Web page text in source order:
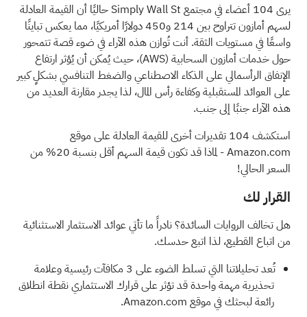
يرى 104 أعضاء في مجتمع Simply Wall St حاليًا أن القيمة العادلة
لسهم أمازون تتراوح بين 214 و450 دولارًا أمريكيًا، مما يعكس تباينًا
واسعًا في مستويات الثقة. أنت تُوازن هذه الآراء في ضوء قصة تتمحور
حول خدمات أمازون السحابية (AWS)، حيث يُمكن أن يُؤثر ارتفاع
الإنفاق الرأسمالي على الذكاء الاصطناعي والضغط التنافسي بشكلٍ كبير
على العوائد المستقبلية وكفاءة رأس المال، لذا يجدر مقارنة العديد من
هذه الآراء جنبًا إلى جنب.
استكشف 104 تقديرات أخرى للقيمة العادلة على موقع
Amazon.com
- لماذا قد تكون قيمة السهم أقل بنسبة 20% من
السعر الحالي!
القرار لك
هل تخالف الروايات السائدة؟ نادراً ما تأتي عوائد الاستثمار الاستثنائية
من اتباع القطيع، لذا اتبع حدسك.
تُعد تحليلاتنا التي تسلط الضوء على
3 مكافآت رئيسية وعلامة
تحذيرية مهمة واحدةقد تؤثر على قرارك الاستثماري نقطة انطلاق
رائعة لبحثك في موقع Amazon.com.